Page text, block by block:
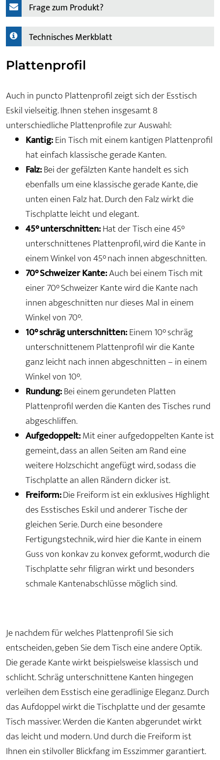
Frage zum Produkt?
Technisches Merkblatt
Plattenprofil
Auch in puncto Plattenprofil zeigt sich der Esstisch
Eskil vielseitig. Ihnen stehen insgesamt 8
unterschiedliche Plattenprofile zur Auswahl:
Kantig:Ein Tisch mit einem kantigen Plattenprofil
hat einfach klassische gerade Kanten.
Falz:Bei der gefälzten Kante handelt es sich
ebenfalls um eine klassische gerade Kante, die
unten einen Falz hat. Durch den Falz wirkt die
Tischplatte leicht und elegant.
45° unterschnitten:Hat der Tisch eine 45°
unterschnittenes Plattenprofil, wird die Kante in
einem Winkel von 45° nach innen abgeschnitten.
70° Schweizer Kante:Auch bei einem Tisch mit
einer 70° Schweizer Kante wird die Kante nach
innen abgeschnitten nur dieses Mal in einem
Winkel von 70°.
10° schräg unterschnitten:Einem 10° schräg
unterschnittenem Plattenprofil wir die Kante
ganz leicht nach innen abgeschnitten – in einem
Winkel von 10°.
Rundung:Bei einem gerundeten Platten
Plattenprofil werden die Kanten des Tisches rund
abgeschliffen.
Aufgedoppelt:Mit einer aufgedoppelten Kante ist
gemeint, dass an allen Seiten am Rand eine
weitere Holzschicht angefügt wird, sodass die
Tischplatte an allen Rändern dicker ist.
Freiform:Die Freiform ist ein exklusives Highlight
des Esstisches Eskil und anderer Tische der
gleichen Serie. Durch eine besondere
Fertigungstechnik, wird hier die Kante in einem
Guss von konkav zu konvex geformt, wodurch die
Tischplatte sehr filigran wirkt und besonders
schmale Kantenabschlüsse möglich sind.
Je nachdem für welches Plattenprofil Sie sich
entscheiden, geben Sie dem Tisch eine andere Optik.
Die gerade Kante wirkt beispielsweise klassisch und
schlicht. Schräg unterschnittene Kanten hingegen
verleihen dem Esstisch eine geradlinige Eleganz. Durch
das Aufdoppel wirkt die Tischplatte und der gesamte
Tisch massiver. Werden die Kanten abgerundet wirkt
das leicht und modern. Und durch die Freiform ist
Ihnen ein stilvoller Blickfang im Esszimmer garantiert.